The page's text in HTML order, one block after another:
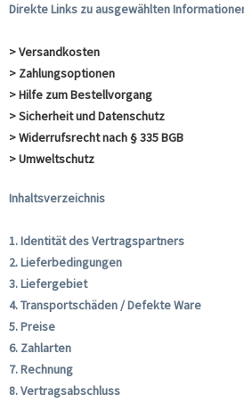
Direkte Links zu ausgewählten
> Versandkosten
> Zahlungsoptionen
> Hilfe zum Bestellvorgang
> Sicherheit und Datenschutz
> Widerrufsrecht nach § 335 BGB
> Umweltschutz
Inhaltsverzeichnis
1. Identität des Vertragspartners
2. Lieferbedingungen
3. Liefergebiet
4. Transportschäden / Defekte Ware
5. Preise
6. Zahlarten
7. Rechnung
8. Vertragsabschluss